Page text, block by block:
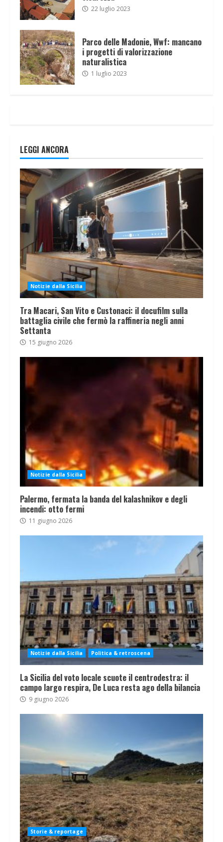
22 luglio 2023
Parco delle Madonie, Wwf: mancano
i progetti di valorizzazione
naturalistica
1 luglio 2023
LEGGI ANCORA
Notizie dalla Sicilia
Tra Macari, San Vito e Custonaci: il docufilm sulla
battaglia civile che fermò la raffineria negli anni
Settanta
15 giugno 2026
Notizie dalla Sicilia
Palermo, fermata la banda del kalashnikov e degli
incendi: otto fermi
11 giugno 2026
Notizie dalla Sicilia Politica & retroscena
La Sicilia del voto locale scuote il centrodestra: il
campo largo respira, De Luca resta ago della bilancia
9 giugno 2026
Storie & reportage